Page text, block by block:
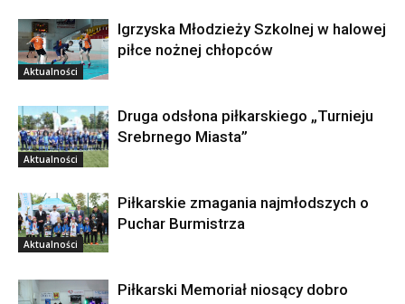
Aktualności
Igrzyska Młodzieży Szkolnej w halowej
piłce nożnej chłopców
Aktualności
Druga odsłona piłkarskiego „Turnieju
Srebrnego Miasta”
Aktualności
Piłkarskie zmagania najmłodszych o
Puchar Burmistrza
Piłkarski Memoriał niosący dobro